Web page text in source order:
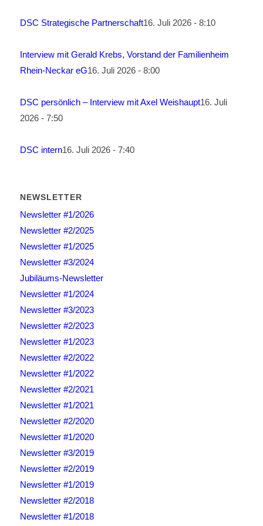
DSC Strategische Partnerschaft16. Juli 2026 - 8:10
Interview mit Gerald Krebs, Vorstand der Familienheim
Rhein-Neckar eG16. Juli 2026 - 8:00
DSC persönlich – Interview mit Axel Weishaupt16. Juli
2026 - 7:50
DSC intern16. Juli 2026 - 7:40
NEWSLETTER
Newsletter #1/2026
Newsletter #2/2025
Newsletter #1/2025
Newsletter #3/2024
Jubiläums-Newsletter
Newsletter #1/2024
Newsletter #3/2023
Newsletter #2/2023
Newsletter #1/2023
Newsletter #2/2022
Newsletter #1/2022
Newsletter #2/2021
Newsletter #1/2021
Newsletter #2/2020
Newsletter #1/2020
Newsletter #3/2019
Newsletter #2/2019
Newsletter #1/2019
Newsletter #2/2018
Newsletter #1/2018